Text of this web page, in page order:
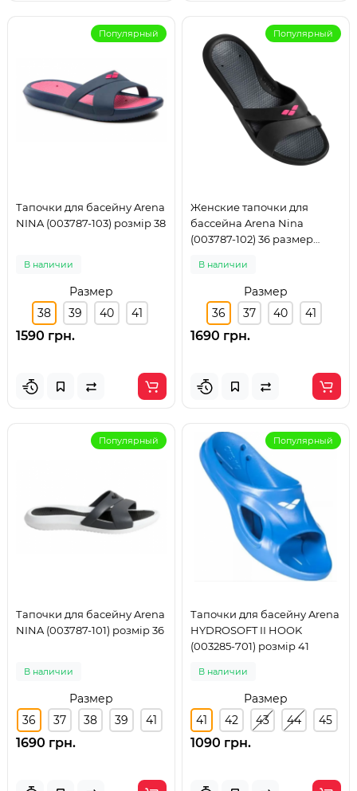
Популярный
Тапочки для басейну Arena
NINA (003787-103) розмір 38
В наличии
Размер
38
39 40 41
1590 грн.
Популярный
Женские тапочки для
бассейна Arena Nina
(003787-102) 36 размер
В наличии
Размер
36
37 40 41
1690 грн.
Популярный
Тапочки для басейну Arena
NINA (003787-101) розмір 36
В наличии
Размер
36
37 38 39 41
1690 грн.
Популярный
Тапочки для басейну Arena
HYDROSOFT II HOOK
(003285-701) розмір 41
В наличии
Размер
41
42 43 44 45
1090 грн.